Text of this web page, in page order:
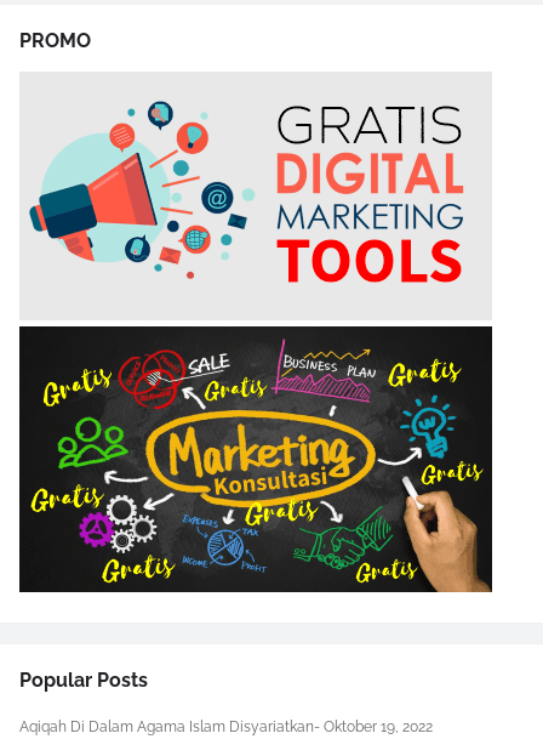
PROMO
Popular Posts
Aqiqah Di Dalam Agama Islam Disyariatkan- Oktober 19, 2022